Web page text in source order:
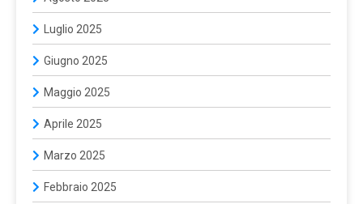
Luglio 2025
Giugno 2025
Maggio 2025
Aprile 2025
Marzo 2025
Febbraio 2025